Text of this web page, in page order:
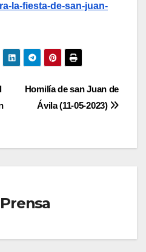
la-fiesta-de-san-juan-
Homilía de san Juan de
Ávila (11-05-2023)
Prensa